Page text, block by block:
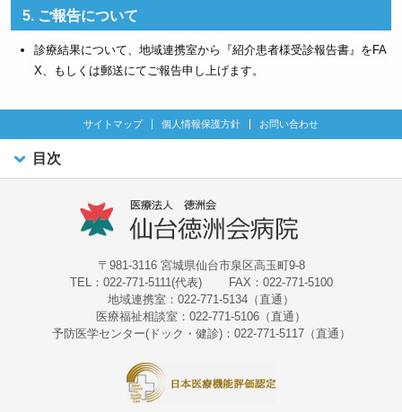
5. ご報告について
診療結果について、地域連携室から『紹介患者様受診報告書』をFA
X、もしくは郵送にてご報告申し上げます。
サイトマップ 個人情報保護方針 お問い合わせ
目次
〒981-3116 宮城県仙台市泉区高玉町9-8
TEL：022-771-5111(代表) FAX：022-771-5100
地域連携室：022-771-5134（直通）
医療福祉相談室：022-771-5106（直通）
予防医学センター(ドック・健診)：022-771-5117（直通）